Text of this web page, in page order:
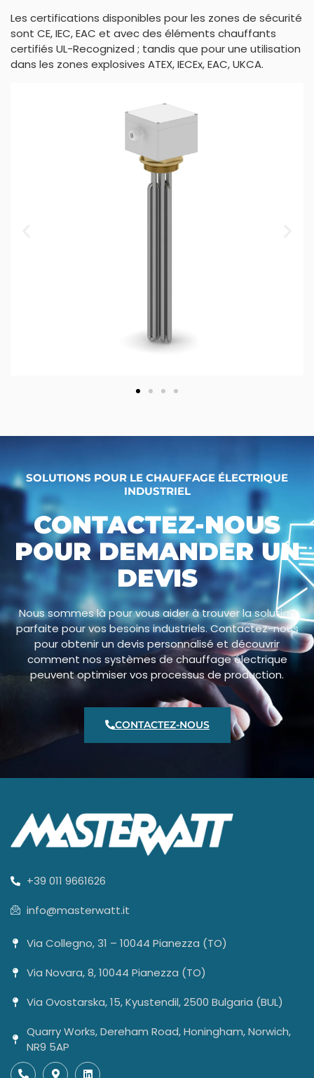
Les certifications disponibles pour les zones de sécurité
sont CE, IEC, EAC et avec des éléments chauffants
certifiés UL-Recognized ; tandis que pour une utilisation
dans les zones explosives ATEX, IECEx, EAC, UKCA.
SOLUTIONS POUR LE CHAUFFAGE ÉLECTRIQUE
INDUSTRIEL
CONTACTEZ-NOUS
POUR DEMANDER UN
DEVIS
Nous sommes là pour vous aider à trouver la solution
parfaite pour vos besoins industriels. Contactez-nous
pour obtenir un devis personnalisé et découvrir
comment nos systèmes de chauffage électrique
peuvent optimiser vos processus de production.
CONTACTEZ-NOUS
+39 011 9661626
info@masterwatt.it
Via Collegno, 31 – 10044 Pianezza (TO)
Via Novara, 8, 10044 Pianezza (TO)
Via Ovostarska, 15, Kyustendil, 2500 Bulgaria (BUL)
Quarry Works, Dereham Road, Honingham, Norwich,
NR9 5AP